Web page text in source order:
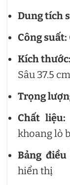
Dung tích
Công suất:
Kích thước:
Sâu 37.5 cm
Trọng
Chất liệu:
khoang lò
Bảng điều
hiển thị